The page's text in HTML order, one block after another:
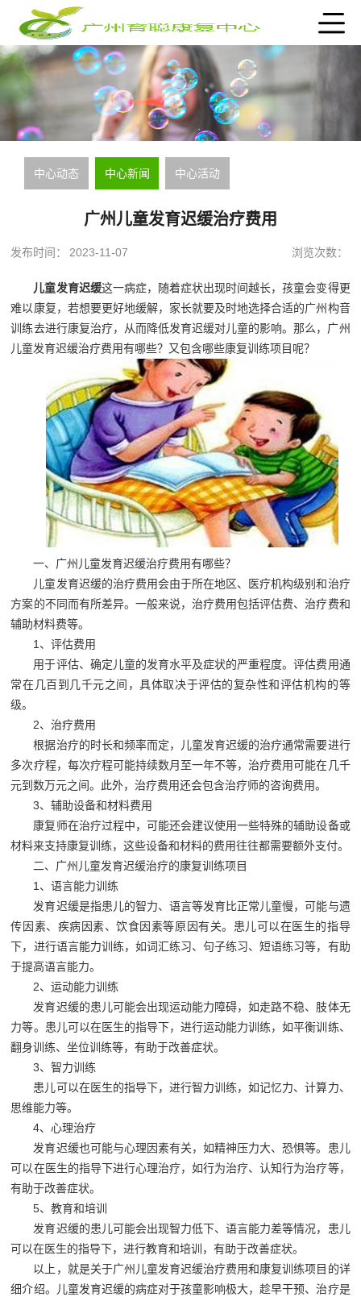
中心动态 中心新闻 中心活动
广州儿童发育迟缓治疗费用
发布时间： 2023-11-07 浏览次数：
儿童发育迟缓这一病症，随着症状出现时间越长，孩童会变得更
难以康复，若想要更好地缓解，家长就要及时地选择合适的广州构音
训练‍去进行康复治疗，从而降低发育迟缓对儿童的影响。那么，广州
儿童发育迟缓治疗费用有哪些？又包含哪些康复训练项目呢？
一、广州儿童发育迟缓治疗费用有哪些？
儿童发育迟缓的治疗费用会由于所在地区、医疗机构级别和治疗
方案的不同而有所差异。一般来说，治疗费用包括评估费、治疗费和
辅助材料费等。
1、评估费用
用于评估、确定儿童的发育水平及症状的严重程度。评估费用通
常在几百到几千元之间，具体取决于评估的复杂性和评估机构的等
级。
2、治疗费用
根据治疗的时长和频率而定，儿童发育迟缓的治疗通常需要进行
多次疗程，每次疗程可能持续数月至一年不等，治疗费用可能在几千
元到数万元之间。此外，治疗费用还会包含治疗师的咨询费用。
3、辅助设备和材料费用
康复师在治疗过程中，可能还会建议使用一些特殊的辅助设备或
材料来支持康复训练，这些设备和材料的费用往往都需要额外支付。
二、广州儿童发育迟缓治疗的康复训练项目
1、语言能力训练
发育迟缓是指患儿的智力、语言等发育比正常儿童慢，可能与遗
传因素、疾病因素、饮食因素等原因有关。患儿可以在医生的指导
下，进行语言能力训练，如词汇练习、句子练习、短语练习等，有助
于提高语言能力。
2、运动能力训练
发育迟缓的患儿可能会出现运动能力障碍，如走路不稳、肢体无
力等。患儿可以在医生的指导下，进行运动能力训练，如平衡训练、
翻身训练、坐位训练等，有助于改善症状。
3、智力训练
患儿可以在医生的指导下，进行智力训练，如记忆力、计算力、
思维能力等。
4、心理治疗
发育迟缓也可能与心理因素有关，如精神压力大、恐惧等。患儿
可以在医生的指导下进行心理治疗，如行为治疗、认知行为治疗等，
有助于改善症状。
5、教育和培训
发育迟缓的患儿可能会出现智力低下、语言能力差等情况，患儿
可以在医生的指导下，进行教育和培训，有助于改善症状。
以上，就是关于广州儿童发育迟缓治疗费用和康复训练项目的详
细介绍。儿童发育迟缓的病症对于孩童影响极大，趁早干预、治疗是